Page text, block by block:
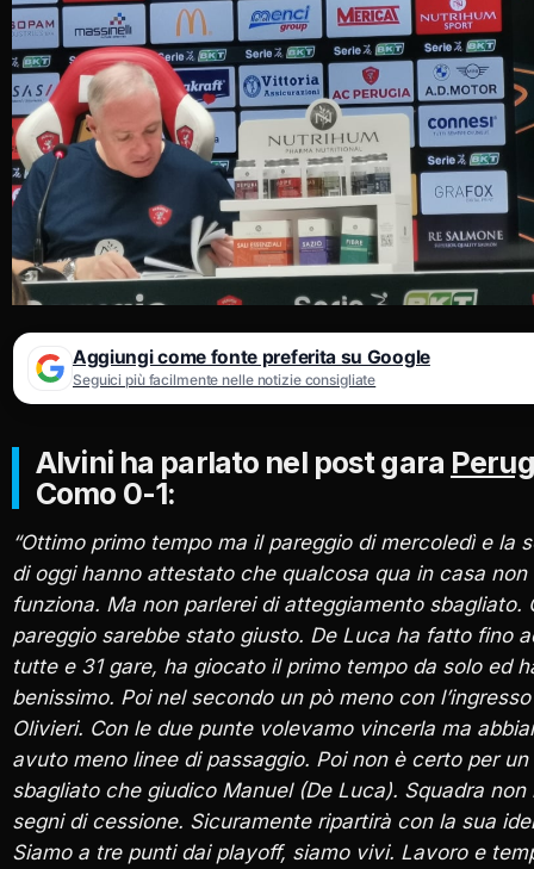
Aggiungi come fonte preferita su Google
Seguici più facilmente nelle notizie consigliate
Alvini ha parlato nel post gara
Como 0-1:
“Ottimo primo tempo ma il pareggio di mercoledì e la
di oggi hanno attestato che qualcosa qua in casa non
funziona. Ma non parlerei di atteggiamento sbagliato.
pareggio sarebbe stato giusto. De Luca ha fatto fino
tutte e 31 gare, ha giocato il primo tempo da solo ed
benissimo. Poi nel secondo un pò meno con
Olivieri. Con le due punte volevamo vincerla ma
avuto meno linee di passaggio. Poi non è certo per un
sbagliato che giudico Manuel (De Luca). Squadra non
segni di cessione. Sicuramente ripartirà con la sua
Siamo a tre punti dai playoff, siamo vivi. Lavoro e